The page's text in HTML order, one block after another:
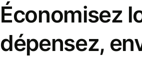
Économisez
dépensez,